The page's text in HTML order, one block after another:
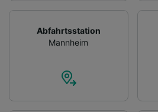
Abfahrtsstation
Mannheim